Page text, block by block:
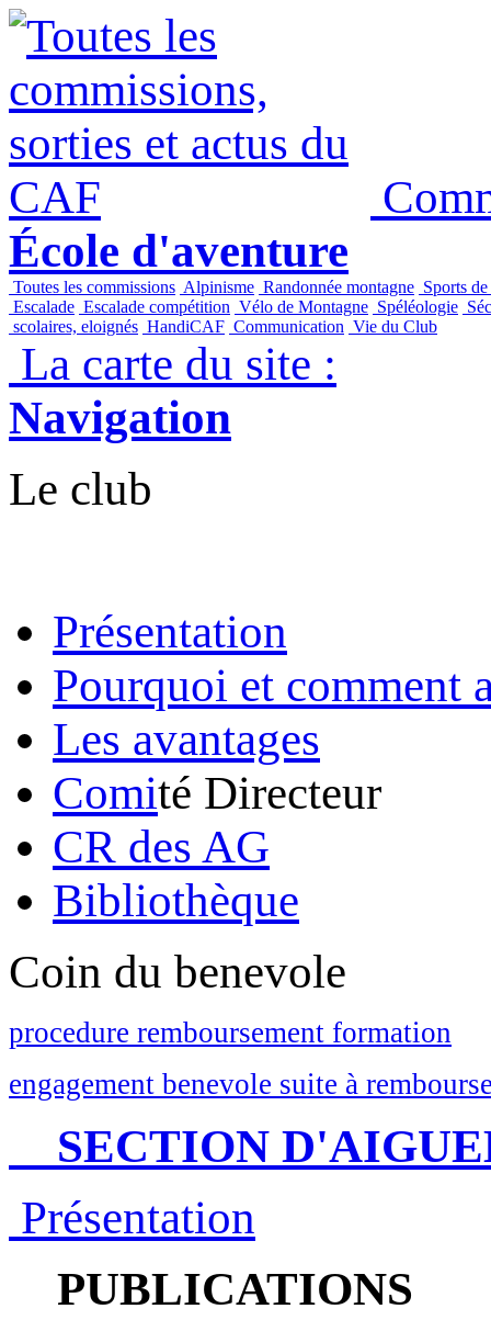
École d'aventure
Toutes les commissions Alpinisme Randonnée montagne Sports
Escalade Escalade compétition Vélo de Montagne Spéléologie
scolaires, eloignés HandiCAF Communication Vie du Club
La carte du site :
Navigation
Le club
Présentation
Pourquoi et comment
Les avantages
Comité Directeur
CR des AG
Bibliothèque
Coin du benevole
procedure remboursement formation
engagement benevole suite à
SECTION
Présentation
PUBLICATIONS